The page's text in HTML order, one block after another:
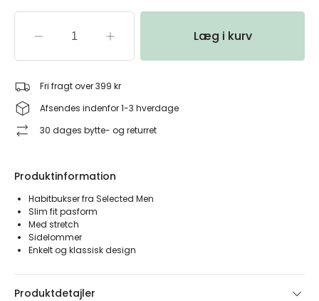
Læg i kurv
Fri fragt over 399 kr
Afsendes indenfor 1-3 hverdage
30 dages bytte- og returret
Produktinformation
Habitbukser fra Selected Men
Slim fit pasform
Med stretch
Sidelommer
Enkelt og klassisk design
Produktdetajler